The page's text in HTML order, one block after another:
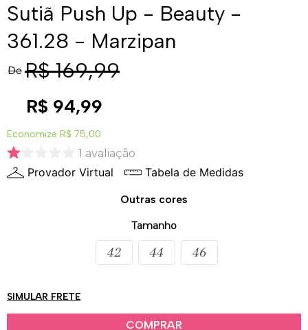
Sutiã Push Up - Beauty -
361.28 - Marzipan
De R$ 169,99
R$ 94,99
Economize R$ 75,00
1 avaliação
Provador Virtual Tabela de Medidas
Outras cores
Tamanho
42 44 46
SIMULAR FRETE
3º everyday
4º arco